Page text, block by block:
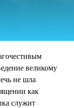
великому
не шла
как
служит